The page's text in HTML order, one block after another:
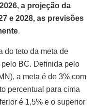
a projeção da
e 2028, as previsões
.
do teto da meta de
BC. Definida pelo
a meta é de 3% com
percentual para cima
é 1,5% e o superior